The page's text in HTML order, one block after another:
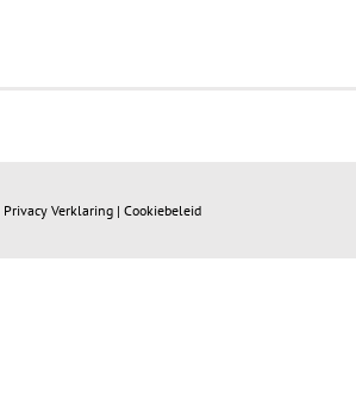
Privacy Verklaring | Cookiebeleid